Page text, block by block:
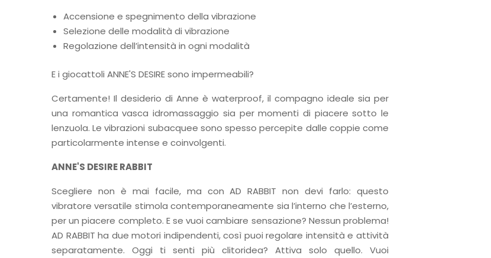
Accensione e spegnimento della vibrazione
Selezione delle modalità di vibrazione
Regolazione dell’intensità in ogni modalità
E i giocattoli ANNE'S DESIRE sono impermeabili?
Certamente! Il desiderio di Anne è waterproof, il compagno ideale sia per
una romantica vasca idromassaggio sia per momenti di piacere sotto le
lenzuola. Le vibrazioni subacquee sono spesso percepite dalle coppie come
particolarmente intense e coinvolgenti.
ANNE'S DESIRE RABBIT
Scegliere non è mai facile, ma con AD RABBIT non devi farlo: questo
vibratore versatile stimola contemporaneamente sia l’interno che l’esterno,
per un piacere completo. E se vuoi cambiare sensazione? Nessun problema!
AD RABBIT ha due motori indipendenti, così puoi regolare intensità e attività
separatamente. Oggi ti senti più clitoridea? Attiva solo quello. Vuoi